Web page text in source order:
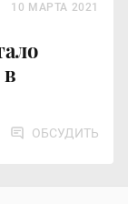
10 МАРТА 2021
ОБСУДИТЬ